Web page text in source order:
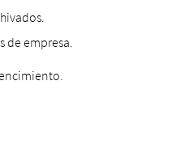
empresa.